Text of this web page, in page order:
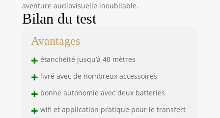
aventure audiovisuelle inoubliable.
Bilan du test
Avantages
+ étanchéité jusqu’à 40 mètres
+ livré avec de nombreux accessoires
+ bonne autonomie avec deux batteries
+ wifi et application pratique pour le transfert